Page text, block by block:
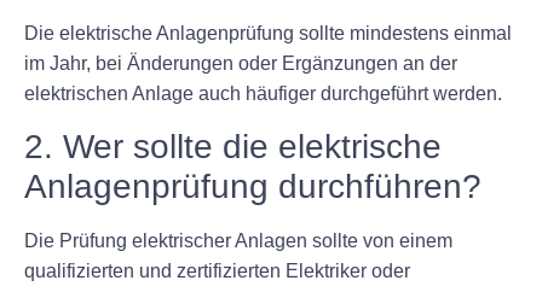
Die elektrische Anlagenprüfung sollte mindestens einmal
im Jahr, bei Änderungen oder Ergänzungen an der
elektrischen Anlage auch häufiger durchgeführt werden.
2. Wer sollte die elektrische
Anlagenprüfung durchführen?
Die Prüfung elektrischer Anlagen sollte von einem
qualifizierten und zertifizierten Elektriker oder